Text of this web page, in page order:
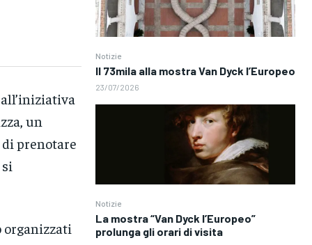
un
prenotare
organizzati
Notizie
Il 73mila alla mostra Van Dyck l’Europeo
23/07/2026
Notizie
La mostra “Van Dyck l’Europeo”
prolunga gli orari di visita